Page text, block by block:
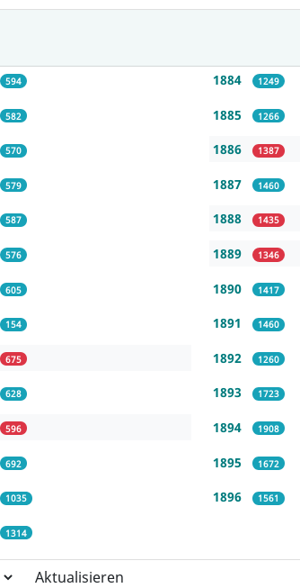
594
582
570
579
587
576
605
154
675
628
596
692
1035
1314
1884 1249
1885 1266
1886 1387
1887 1460
1888 1435
1889 1346
1890 1417
1891 1460
1892 1260
1893 1723
1894 1908
1895 1672
1896 1561
Aktualisieren